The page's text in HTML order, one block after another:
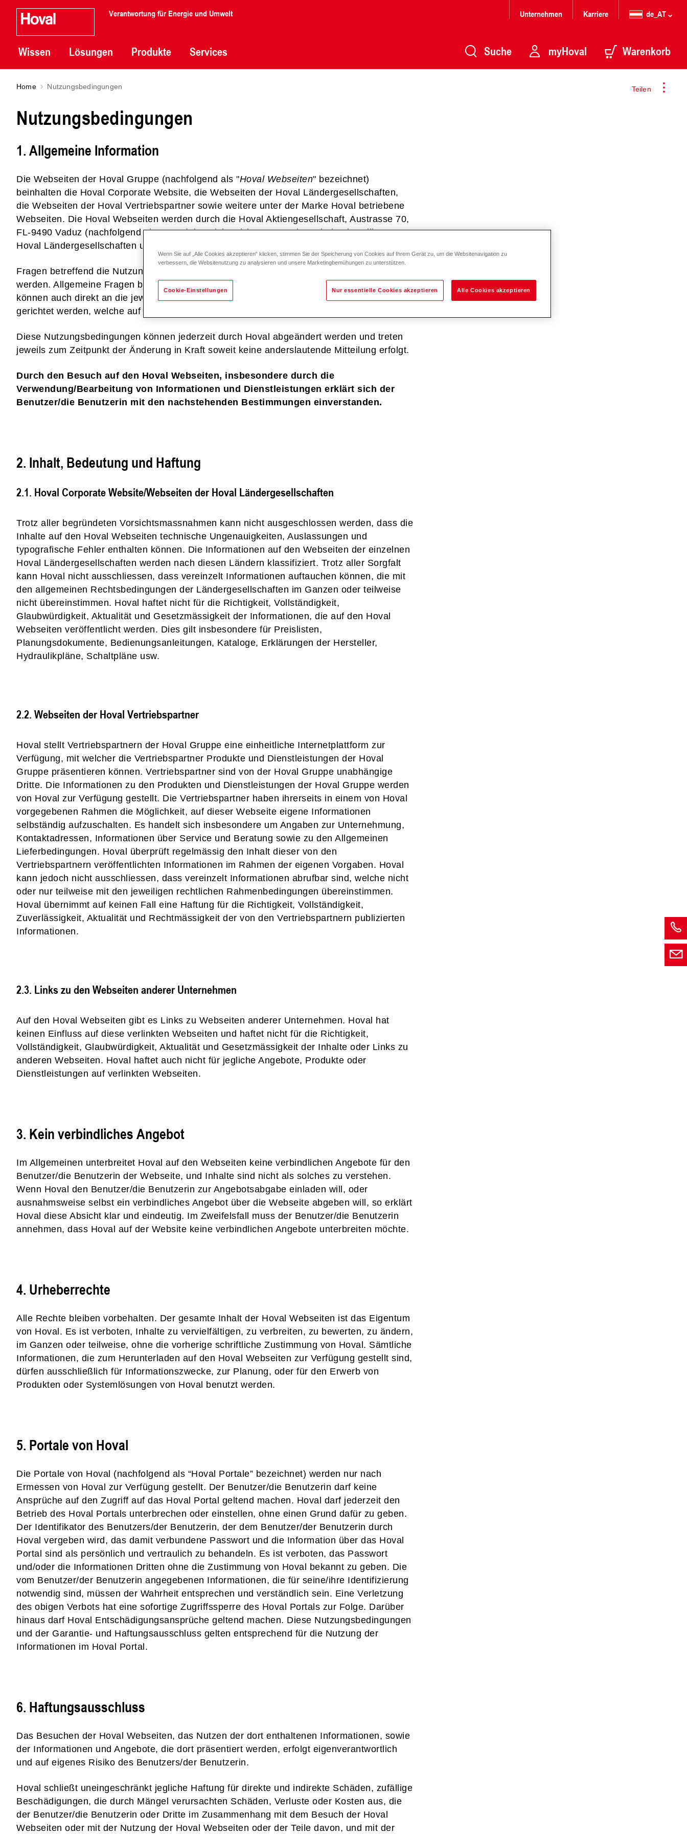
Verantwortung für Energie und Umwelt
Wissen Lösungen Produkte Services
Unternehmen Karriere de_AT
Suche myHoval Warenkorb
Teilen
Home Nutzungsbedingungen
Nutzungsbedingungen
1. Allgemeine Information
Die Webseiten der Hoval Gruppe (nachfolgend als "Hoval Webseiten" bezeichnet)
beinhalten die Hoval Corporate Website, die Webseiten der Hoval Ländergesellschaften,
die Webseiten der Hoval Vertriebspartner sowie weitere unter der Marke Hoval betriebene
Webseiten. Die Hoval Webseiten werden durch die Hoval Aktiengesellschaft, Austrasse 70,
FL-9490 Vaduz (nachfolgend als "Hoval" bezeichnet) in Kooperation mit den jeweiligen
Hoval Ländergesellschaften und Hoval Vertriebspartnern betrieben.
Fragen betreffend die Nutzungsbedingungen können via E-Mail an
werden. Allgemeine Fragen betreffend Produkte und Dienstleistungen der Hoval Gruppe
können auch direkt an die jeweilige Kontaktadressen der Hoval Ländergesellschaften
gerichtet werden, welche auf den jeweiligen Webseiten abrufbar sind.
Diese Nutzungsbedingungen können jederzeit durch Hoval abgeändert werden und treten
jeweils zum Zeitpunkt der Änderung in Kraft soweit keine anderslautende Mitteilung erfolgt.
Durch den Besuch auf den Hoval Webseiten, insbesondere durch die
Verwendung/Bearbeitung von Informationen und Dienstleistungen erklärt sich der
Benutzer/die Benutzerin mit den nachstehenden Bestimmungen einverstanden.
2. Inhalt, Bedeutung und Haftung
2.1. Hoval Corporate Website/Webseiten der Hoval Ländergesellschaften
Trotz aller begründeten Vorsichtsmassnahmen kann nicht ausgeschlossen werden, dass die
Inhalte auf den Hoval Webseiten technische Ungenauigkeiten, Auslassungen und
typografische Fehler enthalten können. Die Informationen auf den Webseiten der einzelnen
Hoval Ländergesellschaften werden nach diesen Ländern klassifiziert. Trotz aller Sorgfalt
kann Hoval nicht ausschliessen, dass vereinzelt Informationen auftauchen können, die mit
den allgemeinen Rechtsbedingungen der Ländergesellschaften im Ganzen oder teilweise
nicht übereinstimmen. Hoval haftet nicht für die Richtigkeit, Vollständigkeit,
Glaubwürdigkeit, Aktualität und Gesetzmässigkeit der Informationen, die auf den Hoval
Webseiten veröffentlicht werden. Dies gilt insbesondere für Preislisten,
Planungsdokumente, Bedienungsanleitungen, Kataloge, Erklärungen der Hersteller,
Hydraulikpläne, Schaltpläne usw.
2.2. Webseiten der Hoval Vertriebspartner
Hoval stellt Vertriebspartnern der Hoval Gruppe eine einheitliche Internetplattform zur
Verfügung, mit welcher die Vertriebspartner Produkte und Dienstleistungen der Hoval
Gruppe präsentieren können. Vertriebspartner sind von der Hoval Gruppe unabhängige
Dritte. Die Informationen zu den Produkten und Dienstleistungen der Hoval Gruppe werden
von Hoval zur Verfügung gestellt. Die Vertriebspartner haben ihrerseits in einem von Hoval
vorgegebenen Rahmen die Möglichkeit, auf dieser Webseite eigene Informationen
selbständig aufzuschalten. Es handelt sich insbesondere um Angaben zur Unternehmung,
Kontaktadressen, Informationen über Service und Beratung sowie zu den Allgemeinen
Lieferbedingungen. Hoval überprüft regelmässig den Inhalt dieser von den
Vertriebspartnern veröffentlichten Informationen im Rahmen der eigenen Vorgaben. Hoval
kann jedoch nicht ausschliessen, dass vereinzelt Informationen abrufbar sind, welche nicht
oder nur teilweise mit den jeweiligen rechtlichen Rahmenbedingungen übereinstimmen.
Hoval übernimmt auf keinen Fall eine Haftung für die Richtigkeit, Vollständigkeit,
Zuverlässigkeit, Aktualität und Rechtmässigkeit der von den Vertriebspartnern publizierten
Informationen.
2.3. Links zu den Webseiten anderer Unternehmen
Auf den Hoval Webseiten gibt es Links zu Webseiten anderer Unternehmen. Hoval hat
keinen Einfluss auf diese verlinkten Webseiten und haftet nicht für die Richtigkeit,
Vollständigkeit, Glaubwürdigkeit, Aktualität und Gesetzmässigkeit der Inhalte oder Links zu
anderen Webseiten. Hoval haftet auch nicht für jegliche Angebote, Produkte oder
Dienstleistungen auf verlinkten Webseiten.
3. Kein verbindliches Angebot
Im Allgemeinen unterbreitet Hoval auf den Webseiten keine verbindlichen Angebote für den
Benutzer/die Benutzerin der Webseite, und Inhalte sind nicht als solches zu verstehen.
Wenn Hoval den Benutzer/die Benutzerin zur Angebotsabgabe einladen will, oder
ausnahmsweise selbst ein verbindliches Angebot über die Webseite abgeben will, so erklärt
Hoval diese Absicht klar und eindeutig. Im Zweifelsfall muss der Benutzer/die Benutzerin
annehmen, dass Hoval auf der Website keine verbindlichen Angebote unterbreiten möchte.
4. Urheberrechte
Alle Rechte bleiben vorbehalten. Der gesamte Inhalt der Hoval Webseiten ist das Eigentum
von Hoval. Es ist verboten, Inhalte zu vervielfältigen, zu verbreiten, zu bewerten, zu ändern,
im Ganzen oder teilweise, ohne die vorherige schriftliche Zustimmung von Hoval. Sämtliche
Informationen, die zum Herunterladen auf den Hoval Webseiten zur Verfügung gestellt sind,
dürfen ausschließlich für Informationszwecke, zur Planung, oder für den Erwerb von
Produkten oder Systemlösungen von Hoval benutzt werden.
5. Portale von Hoval
Die Portale von Hoval (nachfolgend als “Hoval Portale” bezeichnet) werden nur nach
Ermessen von Hoval zur Verfügung gestellt. Der Benutzer/die Benutzerin darf keine
Ansprüche auf den Zugriff auf das Hoval Portal geltend machen. Hoval darf jederzeit den
Betrieb des Hoval Portals unterbrechen oder einstellen, ohne einen Grund dafür zu geben.
Der Identifikator des Benutzers/der Benutzerin, der dem Benutzer/der Benutzerin durch
Hoval vergeben wird, das damit verbundene Passwort und die Information über das Hoval
Portal sind als persönlich und vertraulich zu behandeln. Es ist verboten, das Passwort
und/oder die Informationen Dritten ohne die Zustimmung von Hoval bekannt zu geben. Die
vom Benutzer/der Benutzerin angegebenen Informationen, die für seine/ihre Identifizierung
notwendig sind, müssen der Wahrheit entsprechen und verständlich sein. Eine Verletzung
des obigen Verbots hat eine sofortige Zugriffssperre des Hoval Portals zur Folge. Darüber
hinaus darf Hoval Entschädigungsansprüche geltend machen. Diese Nutzungsbedingungen
und der Garantie- und Haftungsausschluss gelten entsprechend für die Nutzung der
Informationen im Hoval Portal.
6. Haftungsausschluss
Das Besuchen der Hoval Webseiten, das Nutzen der dort enthaltenen Informationen, sowie
der Informationen und Angebote, die dort präsentiert werden, erfolgt eigenverantwortlich
und auf eigenes Risiko des Benutzers/der Benutzerin.
Hoval schließt uneingeschränkt jegliche Haftung für direkte und indirekte Schäden, zufällige
Beschädigungen, die durch Mängel verursachten Schäden, Verluste oder Kosten aus, die
der Benutzer/die Benutzerin oder Dritte im Zusammenhang mit dem Besuch der Hoval
Webseiten oder mit der Nutzung der Hoval Webseiten oder der Teile davon, und mit der
Wenn Sie auf „Alle Cookies akzeptieren“ klicken, stimmen Sie der Speicherung von Cookies auf Ihrem Gerät zu, um die Websitenavigation zu
verbessern, die Websitenutzung zu analysieren und unsere Marketingbemühungen zu unterstützen.
Cookie-Einstellungen Nur essentielle Cookies akzeptieren Alle Cookies akzeptieren